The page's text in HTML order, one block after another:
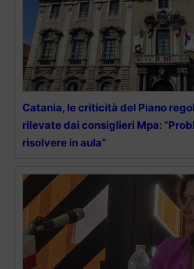
Catania, le criticità del Piano
rilevate dai consiglieri Mpa:
risolvere in aula”